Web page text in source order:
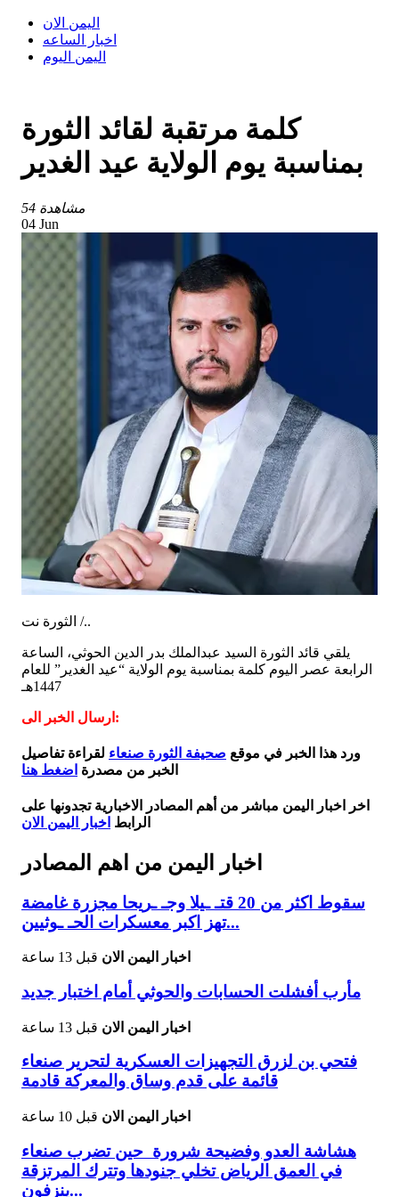
اليمن الان
اخبار الساعه
اليمن اليوم
كلمة مرتقبة لقائد الثورة
بمناسبة يوم الولاية عيد الغدير
54 مشاهدة
04 Jun
الثورة نت /..
يلقي قائد الثورة السيد عبدالملك بدر الدين الحوثي، الساعة
الرابعة عصر اليوم كلمة بمناسبة يوم الولاية “عيد الغدير” للعام
1447هـ
ارسال الخبر الى:
ورد هذا الخبر في موقع صحيفة الثورة صنعاء لقراءة تفاصيل
الخبر من مصدرة اضغط هنا
اخر اخبار اليمن مباشر من أهم المصادر الاخبارية تجدونها على
الرابط اخبار اليمن الان
اخبار اليمن من اهم المصادر
سقوط اكثر من 20 قتـ ـيلا وجـ ـريحا مجزرة غامضة
تهز اكبر معسكرات الحـ ـوثيين...
اخبار اليمن الان قبل 13 ساعة
مأرب أفشلت الحسابات والحوثي أمام اختبار جديد
اخبار اليمن الان قبل 13 ساعة
فتحي بن لزرق التجهيزات العسكرية لتحرير صنعاء
قائمة على قدم وساق والمعركة قادمة
اخبار اليمن الان قبل 10 ساعة
هشاشة العدو وفضيحة شرورة حين تضرب صنعاء
في العمق الرياض تخلي جنودها وتترك المرتزقة
ينزفون...